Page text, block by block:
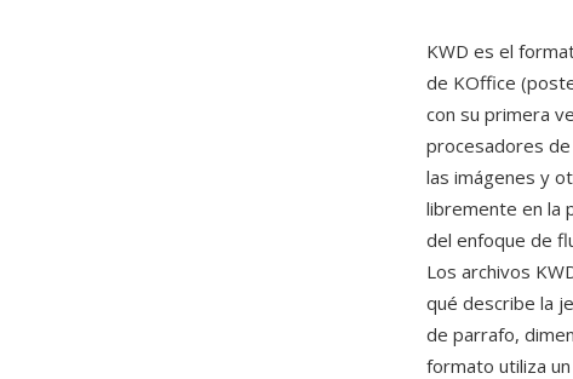
KWD es el
de KOffice
con su primera
procesadores
las imágenes y
libremente en la
del enfoque de
Los archivos
qué describe la
de parrafo,
formato utiliza